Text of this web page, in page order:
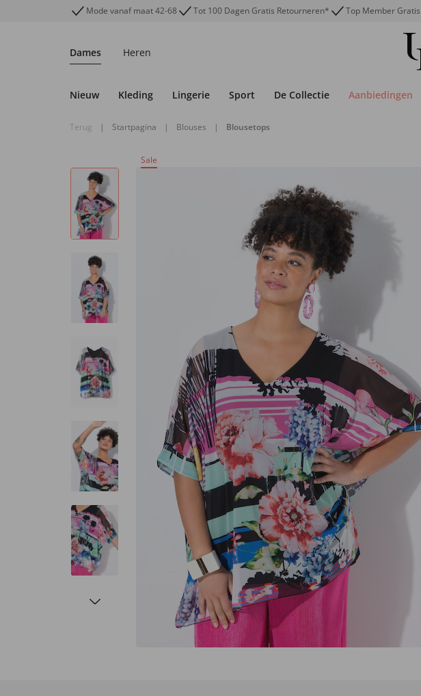
Mode vanaf maat 42-68 Tot 100 Dagen Gratis Retourneren* Top Member
Dames Heren
Nieuw Kleding Lingerie Sport De Collectie Aanbiedingen
Terug | Startpagina | Blouses | Blousetops
Sale